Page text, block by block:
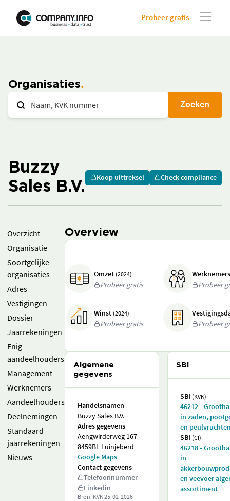
Probeer gratis
Organisaties
Zoeken
Buzzy
Sales B.V.
Koop uittreksel Check compliance
Overzicht
Organisatie
Soortgelijke
organisaties
Adres
Vestigingen
Dossier
Jaarrekeningen
Enig
aandeelhouders
Management
Werknemers
Aandeelhouders
Deelnemingen
Standaard
jaarrekeningen
Nieuws
Overview
Omzet (2024)
Probeer gratis
Probeer
Winst (2024)
Probeer gratis
Probeer
Algemene
gegevens
Handelsnamen
Buzzy Sales B.V.
Adres gegevens
Aengwirderweg 167
8459BL Luinjeberd
Google Maps
Contact gegevens
Telefoonnummer
Linkedin
Bron: KVK25-02-2026
SBI
SBI (KVK)
46212 -
in zaden,
en
SBI (CI)
46218 -
in
en veevoer
assortiment